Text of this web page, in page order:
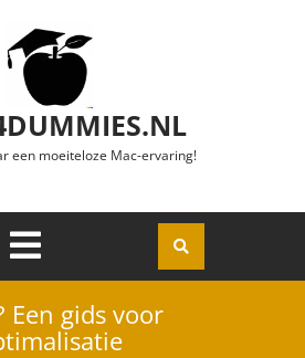
een moeiteloze Mac-ervaring!
Openen
Een gids voor